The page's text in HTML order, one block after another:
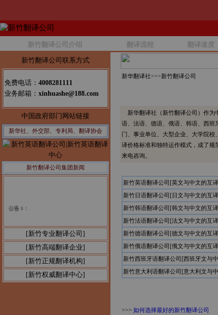
新竹翻译公司介绍 翻译流程 翻译速度
新竹翻译公司联系方式
免费电话： 4008281111
业务邮箱： xinhuashe@188.com
中国政府部门网站链接
新华社、外交部、专利局、翻译协会
新竹翻译公司集团新闻
[新竹专业翻译公司]
[新竹高端翻译企业]
[新竹正规翻译机构]
[新竹权威翻译中心]
新华翻译社>>>新竹翻译公司
新华翻译社（新竹翻译公司）作为
语、法语、德语、俄语、韩语、西
门、事业单位、大型企业、大学院
译价格标准和独特运作模式，成了
来电咨询。
新竹英语翻译公司[英文与中文的互
新竹日语翻译公司[日文与中文的互
新竹韩语翻译公司[韩文与中文的互
新竹法语翻译公司[法文与中文的互
新竹德语翻译公司[德文与中文的互
新竹俄语翻译公司[俄文与中文的互
新竹西班牙语翻译公司[西班牙文与
新竹意大利语翻译公司[意大利文与
>>> 如何选择最好的新竹翻译公司